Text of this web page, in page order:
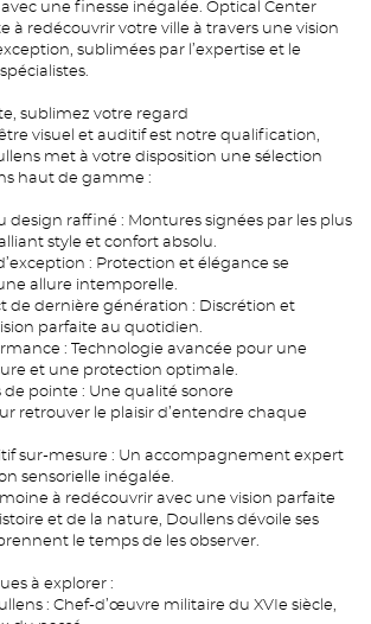
une finesse inégalée. Optical Center
à redécouvrir votre ville à travers une vision
sublimées par l’expertise et le
sublimez votre regard
visuel et auditif est notre qualification,
met à votre disposition une sélection
haut de gamme :
design raffiné : Montures signées par les plus
style et confort absolu.
: Protection et élégance se
allure intemporelle.
de dernière génération : Discrétion et
parfaite au quotidien.
: Technologie avancée pour une
et une protection optimale.
pointe : Une qualité sonore
retrouver le plaisir d’entendre chaque
sur-mesure : Un accompagnement expert
sensorielle inégalée.
à redécouvrir avec une vision parfaite
et de la nature, Doullens dévoile ses
le temps de les observer.
à explorer :
: Chef-d’œuvre militaire du XVIe siècle,